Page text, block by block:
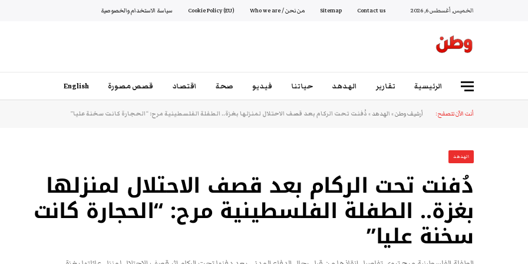
الخميس, أغسطس 6, 2026 Contact us
Sitemap من نحن / Who we are Cookie Policy (EU) سياسة الاستخدام والخصوصية
الرئيسية تقارير الهدهد حياتنا فيديو صحة اقتصاد قصص مصورة English
أنت الآن تتصفح: أرشيف وطن»الهدهد»دُفنت تحت الركام بعد قصف الاحتلال لمنزلها بغزة.. الطفلة الفلسطينية مرح: “الحجارة كانت سخنة عليا”
الهدهد
دُفنت تحت الركام بعد قصف الاحتلال لمنزلها
بغزة.. الطفلة الفلسطينية مرح: “الحجارة كانت
سخنة عليا”